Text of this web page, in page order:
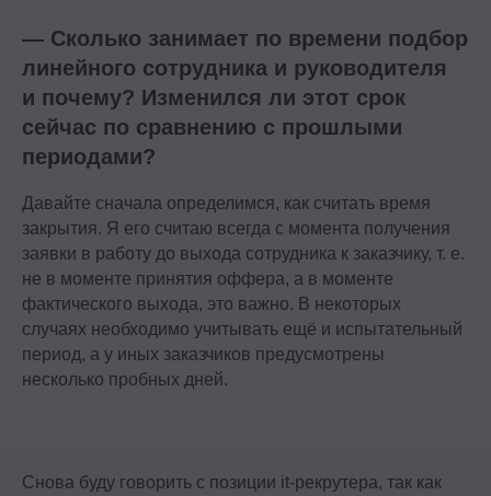
— Сколько занимает по времени подбор
линейного сотрудника и руководителя
и почему? Изменился ли этот срок
сейчас по сравнению с прошлыми
периодами?
Давайте сначала определимся, как считать время
закрытия. Я его считаю всегда с момента получения
заявки в работу до выхода сотрудника к заказчику, т. е.
не в моменте принятия оффера, а в моменте
фактического выхода, это важно. В некоторых
случаях необходимо учитывать ещё и испытательный
период, а у иных заказчиков предусмотрены
несколько пробных дней.
Снова буду говорить с позиции it-рекрутера, так как